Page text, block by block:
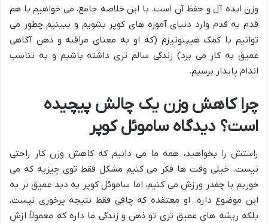
وزن ایده آل و حفظ آن است. با این خلاصه جامع، می خواهیم با هم
قدم به قدم وارد دنیای آموزه های کوپر بشویم و ببینیم چطور می
توانیم با کمک هیپنوتیزم (که او به معنای مراقبه و ذهن آگاهی
عمیق به کار می برد) زندگی سالم تری داشته باشیم و به تناسب
اندام پایدار برسیم.
چرا کاهش وزن یک چالش پیچیده
است؟ دیدگاه ساموئل کوپر
راستش را بخواهید، همه ما می دانیم که کاهش وزن کار راحتی
نیست. خیلی وقت ها فکر می کنیم مشکل فقط توی چیزیه که می
خوریم یا چقدر ورزش می کنیم، اما ساموئل کوپر یه دید عمیق تر به
این موضوع داره. او معتقده که چاقی فقط نتیجه پرخوری نیست،
بلکه ریشه های عمیق تری تو ذهن و زندگی ما داره که معمولاً ازش